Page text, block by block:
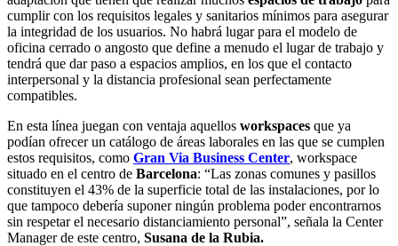
cumplir con los requisitos legales y sanitarios mínimos para asegurar
la integridad de los usuarios. No habrá lugar para el modelo de
oficina cerrado o angosto que define a menudo el lugar de trabajo y
tendrá que dar paso a espacios amplios, en los que el contacto
interpersonal y la distancia profesional sean perfectamente
compatibles.
En esta línea juegan con ventaja aquellos workspaces que ya
podían ofrecer un catálogo de áreas laborales en las que se cumplen
estos requisitos, como Gran Via Business Center, workspace
situado en el centro de Barcelona: “Las zonas comunes y pasillos
constituyen el 43% de la superficie total de las instalaciones, por lo
que tampoco debería suponer ningún problema poder encontrarnos
sin respetar el necesario distanciamiento personal”, señala la Center
Manager de este centro, Susana de la Rubia.